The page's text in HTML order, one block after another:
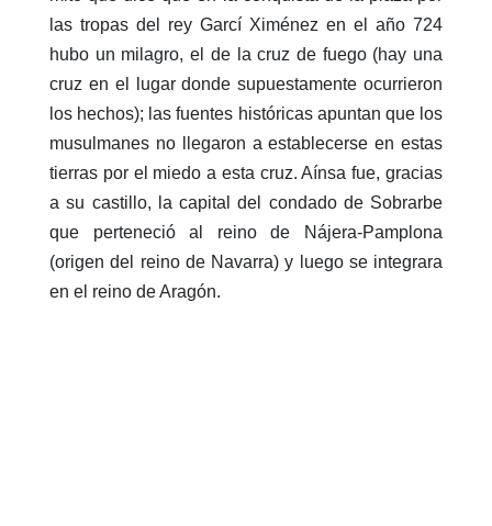
las tropas del rey Garcí Ximénez en el año 724
hubo un milagro, el de la cruz de fuego (hay una
cruz en el lugar donde supuestamente ocurrieron
los hechos); las fuentes históricas apuntan que los
musulmanes no llegaron a establecerse en estas
tierras por el miedo a esta cruz. Aínsa fue, gracias
a su castillo, la capital del condado de Sobrarbe
que perteneció al reino de Nájera-Pamplona
(origen del reino de Navarra) y luego se integrara
en el reino de Aragón.